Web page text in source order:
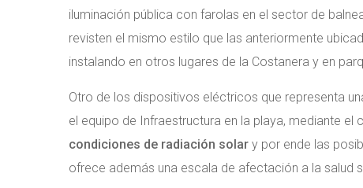
iluminación pública con farolas en el sector de
revisten el mismo estilo que las anteriormente
instalando en otros lugares de la Costanera y en
Otro de los dispositivos eléctricos que representa
el equipo de Infraestructura en la playa, mediante el
condiciones de radiación solar y por ende las
ofrece además una escala de afectación a la salud